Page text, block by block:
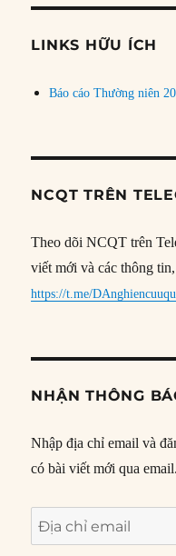
đề
LINKS HỮU ÍCH
Báo cáo Thường niên
NCQT TRÊN
Theo dõi NCQT trên
viết mới và các thông
https://t.me/
NHẬN THÔNG
Nhập địa chỉ email và
có bài viết mới qua email.
Địa
chỉ